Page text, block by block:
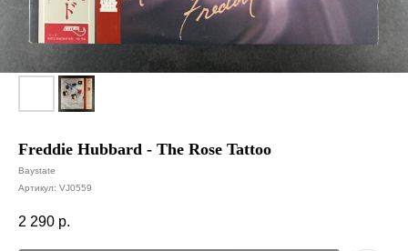
Freddie Hubbard - The Rose Tattoo
Baystate
Артикул: VJ0559
2 290 р.